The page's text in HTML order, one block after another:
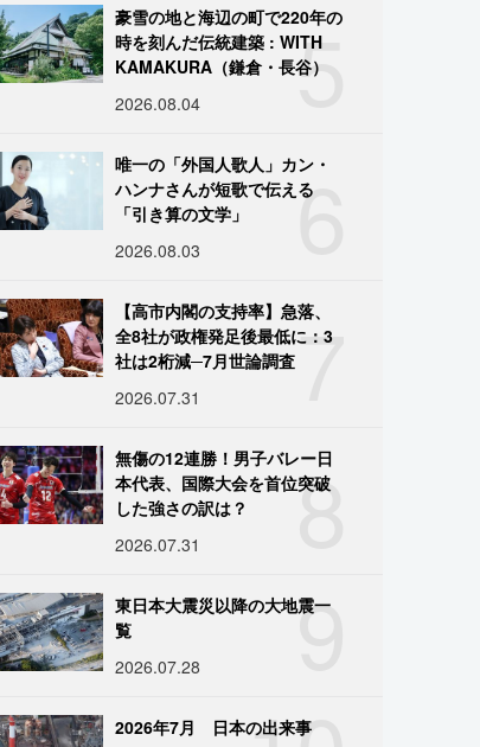
5
豪雪の地と海辺の町で220年の
時を刻んだ伝統建築 : WITH
KAMAKURA（鎌倉・長谷）
2026.08.04
6
唯一の「外国人歌人」カン・
ハンナさんが短歌で伝える
「引き算の文学」
2026.08.03
7
【高市内閣の支持率】急落、
全8社が政権発足後最低に：3
社は2桁減─7月世論調査
2026.07.31
8
無傷の12連勝！男子バレー日
本代表、国際大会を首位突破
した強さの訳は？
2026.07.31
9
東日本大震災以降の大地震一
覧
2026.07.28
2026年7月 日本の出来事